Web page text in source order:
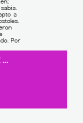
EL NIÑO RAPTADO POR CULPA DE UN JUEGO PARA NIÑOS